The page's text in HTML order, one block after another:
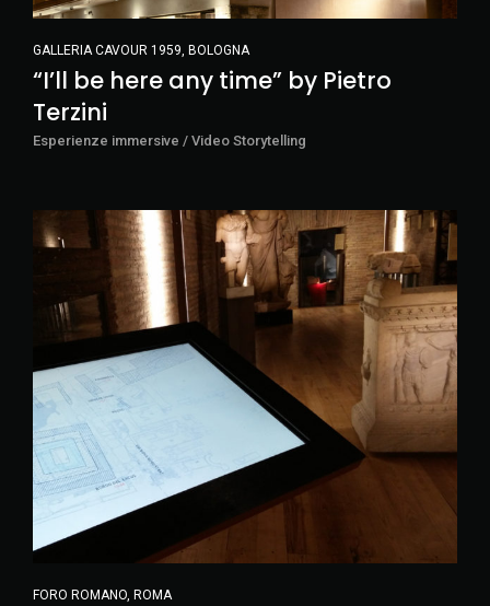
GALLERIA CAVOUR 1959, BOLOGNA
“I’ll be here any time” by Pietro
Terzini
Esperienze immersive / Video Storytelling
FORO ROMANO, ROMA